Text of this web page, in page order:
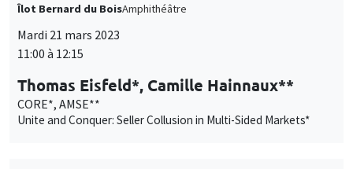
Îlot Bernard du BoisAmphithéâtre
Mardi 21 mars 2023
11:00 à 12:15
Thomas Eisfeld*, Camille Hainnaux**
CORE*, AMSE**
Unite and Conquer: Seller Collusion in Multi-Sided Markets*